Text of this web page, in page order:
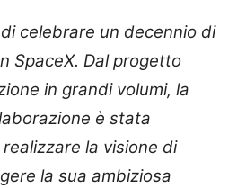
celebrare un decennio di
SpaceX. Dal progetto
in grandi volumi, la
è stata
la visione di
la sua ambiziosa